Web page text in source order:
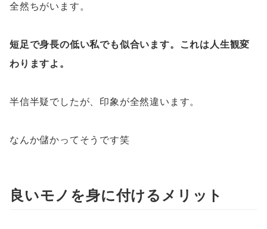
全然ちがいます。
短足で身長の低い私でも似合います。
これは人生観変
わりますよ。
半信半疑でしたが、印象が全然違います。
なんか儲かってそうです笑
良いモノを身に付けるメリット